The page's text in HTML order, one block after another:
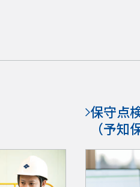
保守点
（予知